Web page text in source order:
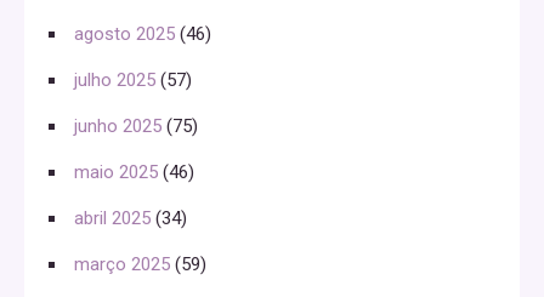
agosto 2025 (46)
julho 2025 (57)
junho 2025 (75)
maio 2025 (46)
abril 2025 (34)
março 2025 (59)